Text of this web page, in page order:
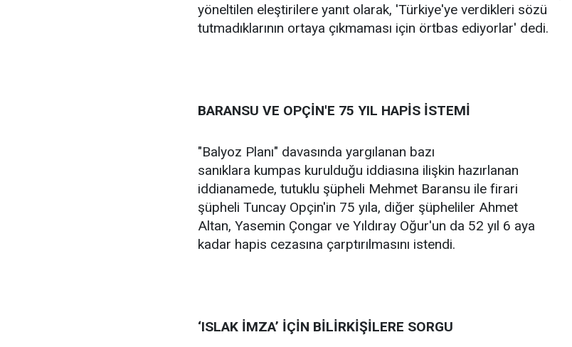
yöneltilen eleştirilere yanıt olarak, 'Türkiye'ye verdikleri sözü
tutmadıklarının ortaya çıkmaması için örtbas ediyorlar' dedi.
BARANSU VE OPÇİN'E 75 YIL HAPİS İSTEMİ
"Balyoz Planı" davasında yargılanan bazı
sanıklara kumpas kurulduğu iddiasına ilişkin hazırlanan
iddianamede, tutuklu şüpheli Mehmet Baransu ile firari
şüpheli Tuncay Opçin'in 75 yıla, diğer şüpheliler Ahmet
Altan, Yasemin Çongar ve Yıldıray Oğur'un da 52 yıl 6 aya
kadar hapis cezasına çarptırılmasını istendi.
‘ISLAK İMZA’ İÇİN BİLİRKİŞİLERE SORGU